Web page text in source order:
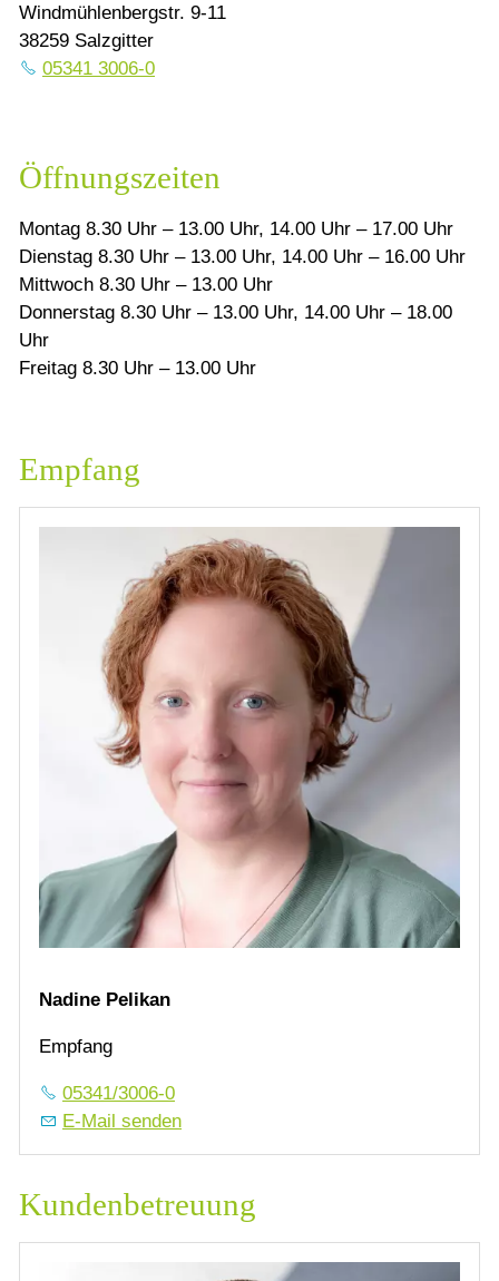
Windmühlenbergstr. 9-11
38259 Salzgitter
05341 3006-0
Öffnungszeiten
Montag 8.30 Uhr – 13.00 Uhr, 14.00 Uhr – 17.00 Uhr
Dienstag 8.30 Uhr – 13.00 Uhr, 14.00 Uhr – 16.00 Uhr
Mittwoch 8.30 Uhr – 13.00 Uhr
Donnerstag 8.30 Uhr – 13.00 Uhr, 14.00 Uhr – 18.00
Uhr
Freitag 8.30 Uhr – 13.00 Uhr
Empfang
Nadine Pelikan
Empfang
05341/3006-0
E-Mail senden
Kundenbetreuung